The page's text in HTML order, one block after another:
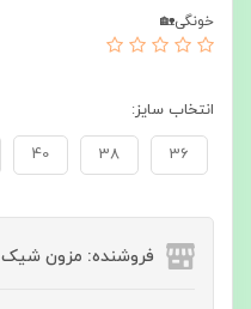
خونگی🏡
انتخاب سایز:
36
38
40
فروشنده: مزون شیک